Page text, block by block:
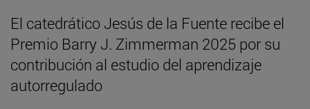
El catedrático Jesús de la Fuente recibe el
Premio Barry J. Zimmerman 2025 por su
contribución al estudio del aprendizaje
autorregulado